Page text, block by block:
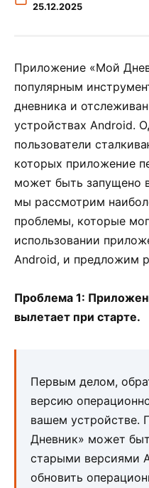
25.12.2025
Приложение «Мой
популярным
дневника и
устройствах Android.
пользователи
которых приложение
может быть запущено
мы рассмотрим
проблемы, которые
использовании
Android, и предложим
Проблема 1:
вылетает при старте.
Первым делом,
версию
вашем устройстве.
Дневник» может
старыми версиями
обновить